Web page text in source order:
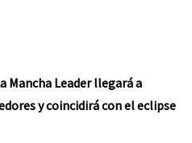
Mancha Leader llegará a
y coincidirá con el eclipse